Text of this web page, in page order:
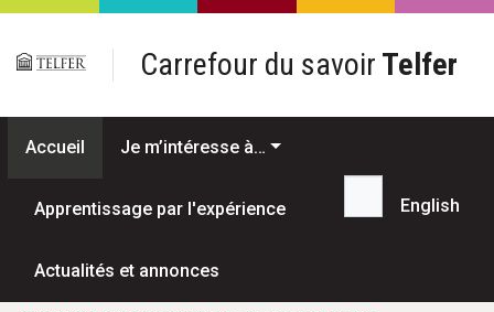
Passer au contenu principal
Carrefour du savoir Telfer
Accueil Je m’intéresse à…
Apprentissage par l'expérience
Actualités et annonces
Recherche...
English